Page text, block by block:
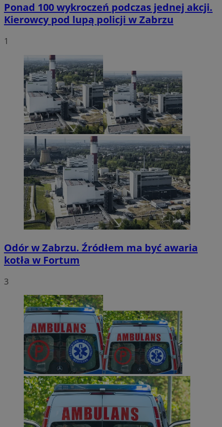
Ponad 100 wykroczeń podczas jednej akcji.
Kierowcy pod lupą policji w Zabrzu
1
Odór w Zabrzu. Źródłem ma być awaria
kotła w Fortum
3